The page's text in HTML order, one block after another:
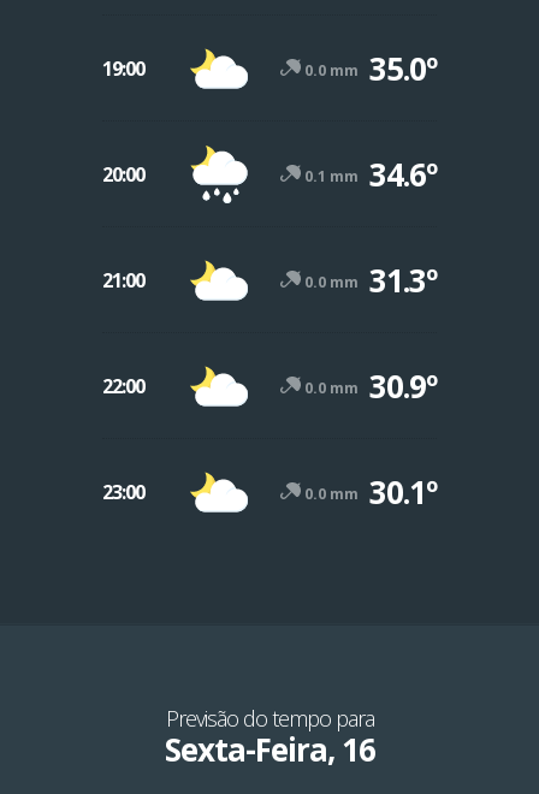
19:00 0.0 mm 35.0º
20:00 0.1 mm 34.6º
21:00 0.0 mm 31.3º
22:00 0.0 mm 30.9º
23:00 0.0 mm 30.1º
Previsão do tempo para
Sexta-Feira, 16